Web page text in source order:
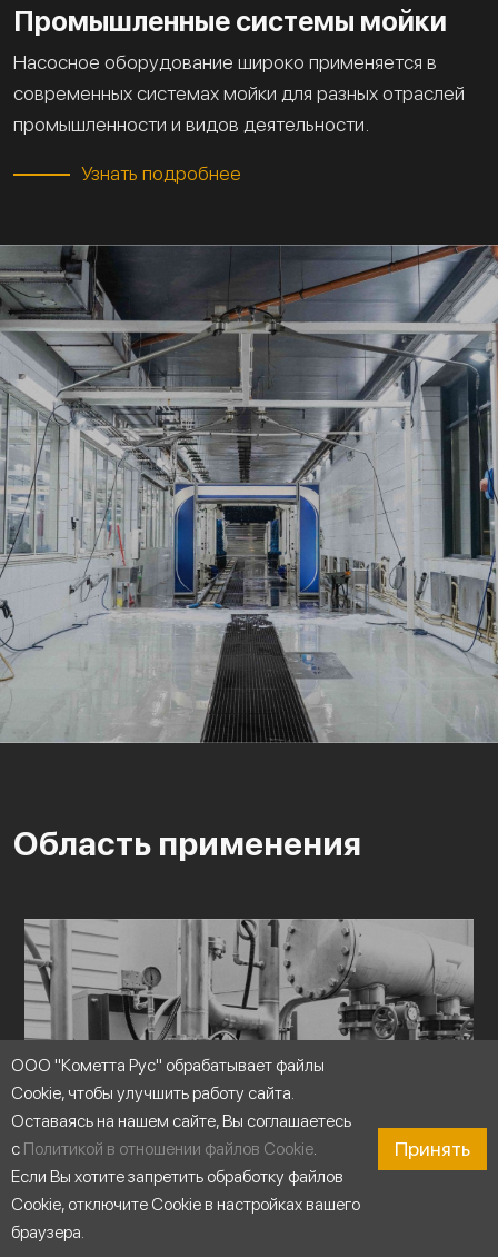
Промышленные системы мойки
Насосное оборудование широко применяется в
современных системах мойки для разных отраслей
промышленности и видов деятельности.
Узнать подробнее
Область применения
ООО "Кометта Рус" обрабатывает файлы
Cookie, чтобы улучшить работу сайта.
Оставаясь на нашем сайте, Вы соглашаетесь
с Политикой в отношении файлов Cookie.
Если Вы хотите запретить обработку файлов
Cookie, отключите Cookie в настройках вашего
браузера.
Принять